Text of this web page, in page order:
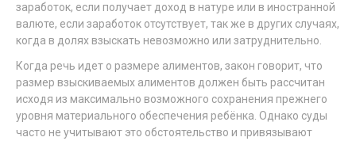
заработок, если получает доход в натуре или в иностранной
валюте, если заработок отсутствует, так же в других случаях,
когда в долях взыскать невозможно или затруднительно.
Когда речь идет о размере алиментов, закон говорит, что
размер взыскиваемых алиментов должен быть рассчитан
исходя из максимально возможного сохранения прежнего
уровня материального обеспечения ребёнка. Однако суды
часто не учитывают это обстоятельство и привязывают